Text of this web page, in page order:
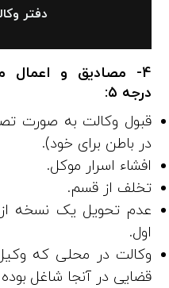
دفتر
4- مصادیق و اعمال
درجه ۵:
قبول وکالت به صورت
در باطن برای خود).
افشاء اسرار موکل.
تخلف از قسم.
عدم تحویل یک نسخه از
اول.
وکالت در محلی که
قضایی در آنجا شاغل بوده